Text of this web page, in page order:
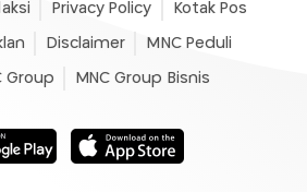
Privacy Policy Kotak Pos
Disclaimer MNC Peduli
Group MNC Group Bisnis